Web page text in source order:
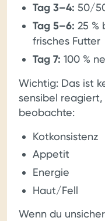
Tag 3–4: 50/
Tag 5–6: 25 %
frisches Futter
Tag 7: 100 %
Wichtig: Das ist
sensibel reagiert,
beobachte:
Kotkonsistenz
Appetit
Energie
Haut/Fell
Wenn du